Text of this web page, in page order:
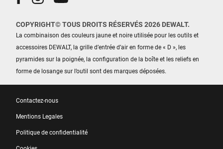
COPYRIGHT© TOUS DROITS RÉSERVÉS 2026 DEWALT.
La combinaison des couleurs jaune et noire utilisée pour les outils et
accessoires DEWALT, la grille d’entrée d’air en forme de « D », les
pyramides sur la poignée, la configuration de la boîte et les reliefs en
forme de losange sur l’outil sont des marques déposées.
Contactez-nous
Mentions Legales
Politique de confidentialité